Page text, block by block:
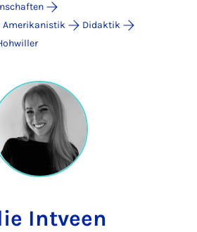
Amerikanistik
Didaktik
Intveen